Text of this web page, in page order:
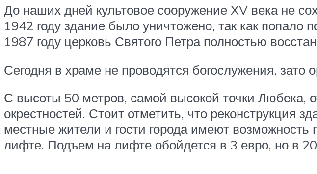
До наших дней культовое сооружение XV века не
1942 году здание было уничтожено, так как попало
1987 году церковь Святого Петра полностью
Сегодня в храме не проводятся богослужения,
С высоты 50 метров, самой высокой точки Любека,
окрестностей. Стоит отметить, что реконструкция
местные жители и гости города имеют возможность
лифте. Подъем на лифте обойдется в 3 евро, но в